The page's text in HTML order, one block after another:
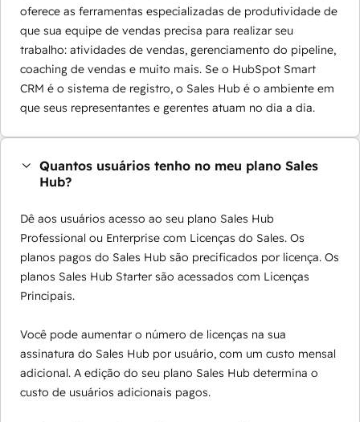
oferece as ferramentas especializadas de produtividade de
que sua equipe de vendas precisa para realizar seu
trabalho: atividades de vendas, gerenciamento do pipeline,
coaching de vendas e muito mais. Se o HubSpot Smart
CRM é o sistema de registro, o Sales Hub é o ambiente em
que seus representantes e gerentes atuam no dia a dia.
Quantos usuários tenho no meu plano Sales
Hub?
Dê aos usuários acesso ao seu plano Sales Hub
Professional ou Enterprise com Licenças do Sales. Os
planos pagos do Sales Hub são precificados por licença. Os
planos Sales Hub Starter são acessados com Licenças
Principais.
Você pode aumentar o número de licenças na sua
assinatura do Sales Hub por usuário, com um custo mensal
adicional. A edição do seu plano Sales Hub determina o
custo de usuários adicionais pagos.